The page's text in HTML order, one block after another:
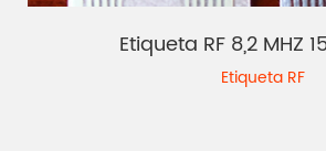
Etiqueta RF 8,2 MHZ
Etiqueta RF